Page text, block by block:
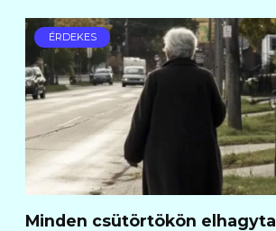
ÉRDEKES
Minden csütörtökön elhagyta